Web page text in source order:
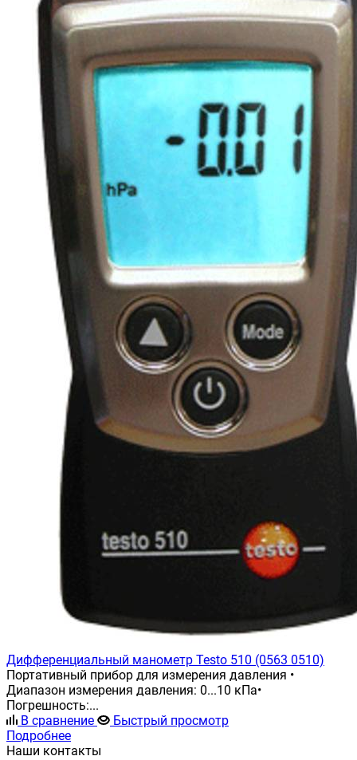
Дифференциальный манометр Testo 510 (0563 0510)
Портативный прибор для измерения давления •
Диапазон измерения давления: 0...10 кПа•
Погрешность:...
В сравнение
Быстрый просмотр
Подробнее
Наши контакты